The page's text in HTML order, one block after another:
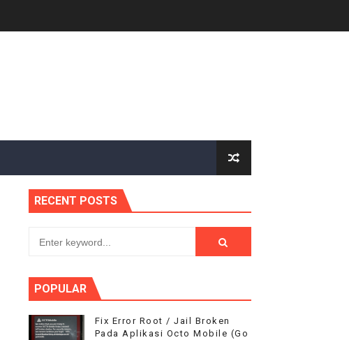
RECENT POSTS
POPULAR
Fix Error Root / Jail Broken
Pada Aplikasi Octo Mobile (Go